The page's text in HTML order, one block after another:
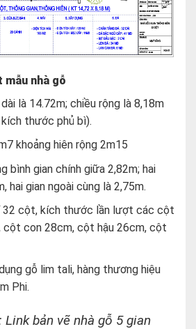
nhà gỗ
là 14.72m; chiều rộng là 8,18m
thước phủ bì).
khoảng hiên rộng 2m15
bình gian chính giữa 2,82m; hai
hai gian ngoài cùng là 2,75m.
32 cột, kích thước lần lượt các cột
cột con 28cm, cột hậu 26cm, cột
gỗ lim tali, hàng thương hiệu
Phi.
Link bản vẽ nhà gỗ 5 gian